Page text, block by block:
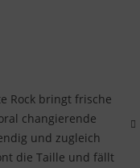
Rock bringt frische
changierende
und zugleich
die Taille und fällt